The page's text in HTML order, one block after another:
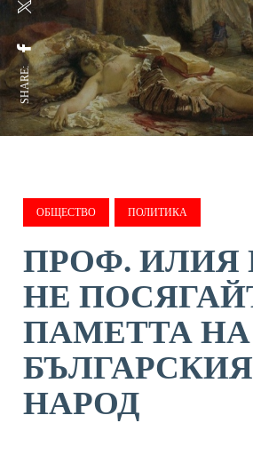
SHARE:
ОБЩЕСТВО ПОЛИТИКА
ПРОФ. ИЛИЯ
НЕ
ПАМЕТТА НА
БЪЛГАРСКИЯ
НАРОД